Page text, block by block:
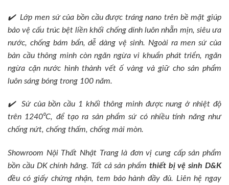
✔️ Lớp men sứ của bồn cầu được tráng nano trên bề mặt giúp
bảo vệ cấu trúc bệt liền khối chống dính luôn nhẵn mịn, siêu ưa
nước, chống bám bẩn, dễ dàng vệ sinh. Ngoài ra men sứ của
bàn cầu thông minh còn ngăn ngừa vi khuẩn phát triển, ngăn
ngừa cặn nước hình thành vết ố vàng và giữ cho sản phẩm
luôn sáng bóng trong 100 năm.
✔️ Sứ của bồn cầu 1 khối thông minh được nung ở nhiệt độ
trên 1240⁰C, để tạo ra sản phẩm sứ có nhiều tính năng như
chống nứt, chống thấm, chống mài mòn.
Showroom Nội Thất Nhật Trang là đơn vị cung cấp sản phẩm
bồn cầu DK chính hãng. Tất cả sản phẩm thiết bị vệ sinh D&K
đều có giấy chứng nhận, tem bảo hành đầy đủ. Liên hệ ngay